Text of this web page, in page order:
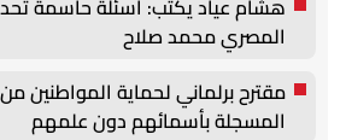
المصري محمد صلاح
مقترح برلماني لحماية
المسجلة بأسمائهم دون علمهم